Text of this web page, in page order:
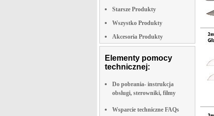
Starsze Produkty
Wszystko Produkty
Akcesoria Produkty
Elementy pomocy
technicznej:
Do pobrania- instrukcja
obslugi, sterowniki, filmy
Wsparcie techniczne FAQs